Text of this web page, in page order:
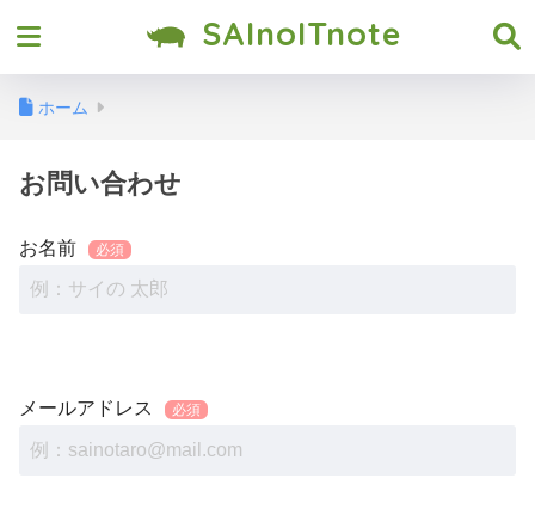
SAInoITnote
ホーム
お問い合わせ
お名前
メールアドレス